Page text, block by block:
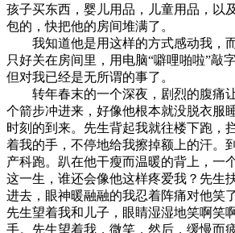
孩子买东西，婴儿用品，儿童用品，以
包的，快把他的房间堆满了。
我知道他是用这样的方式感动我，
只好关在房间里，用电脑“噼哩啪啦”敲
但对我已经是无所谓的事了。
转年春末的一个深夜，剧烈的腹痛
个箭步冲进来，好像他根本就没脱衣服
时刻的到来。先生背起我就往楼下跑，
着我的手，不停地给我擦掉额上的汗。
产科跑。趴在他干瘦而温暖的背上，一
这一生，谁还会像他这样疼爱我？先生
进去，眼神暖融融的我忍着阵痛对他笑
先生望着我和儿子，眼睛湿湿地笑啊笑
手。先生望着我，微笑，然后，缓慢而